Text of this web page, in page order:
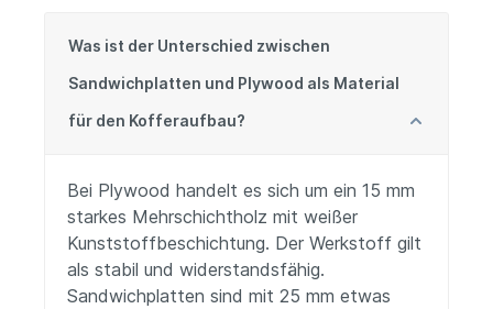
Was ist der Unterschied zwischen
Sandwichplatten und Plywood als Material
für den Kofferaufbau?
Bei Plywood handelt es sich um ein 15 mm
starkes Mehrschichtholz mit weißer
Kunststoffbeschichtung. Der Werkstoff gilt
als stabil und widerstandsfähig.
Sandwichplatten sind mit 25 mm etwas